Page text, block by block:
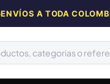
ENVÍOS A TODA